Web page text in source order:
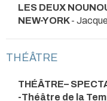
LES DEUX
NEW-YORK-
THÉÂTRE
THÉÂTRE–
-Théâtre de la